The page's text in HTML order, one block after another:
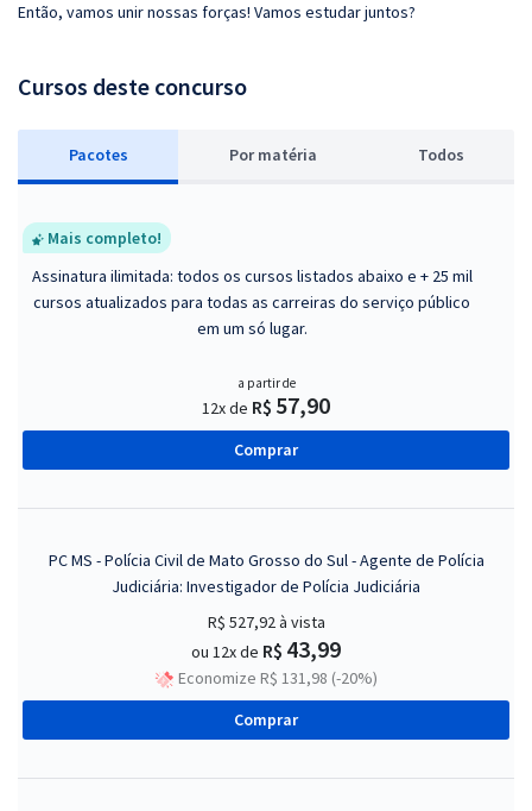
Então, vamos unir nossas forças! Vamos estudar juntos?
Cursos deste concurso
Pacotes Por matéria Todos
Mais completo!
Assinatura ilimitada: todos os cursos listados abaixo e + 25 mil
cursos atualizados para todas as carreiras do serviço público
em um só lugar.
a partir de
12x de R$ 57,90
Comprar
PC MS - Polícia Civil de Mato Grosso do Sul - Agente de Polícia
Judiciária: Investigador de Polícia Judiciária
R$ 527,92à vista
ou 12x de R$ 43,99
Economize R$ 131,98 (-20%)
Comprar